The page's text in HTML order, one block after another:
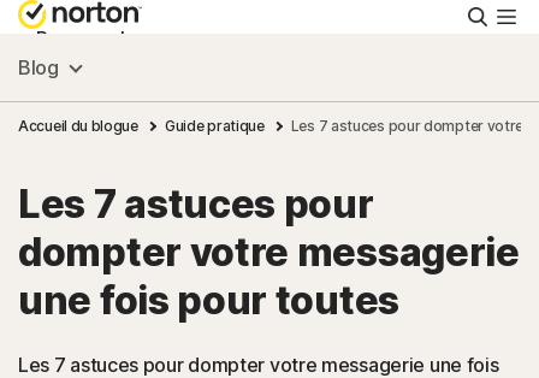
Personnel
Small Business
Ressources
Support
Blog
Accueil du blogue Guide pratique Les 7 astuces pour dompter votre
Les 7 astuces pour
dompter votre messagerie
une fois pour toutes
Les 7 astuces pour dompter votre messagerie une fois